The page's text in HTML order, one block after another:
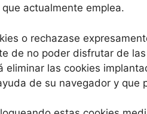
actualmente emplea.
o rechazase
de no poder disfrutar de
las cookies
de su navegador y que